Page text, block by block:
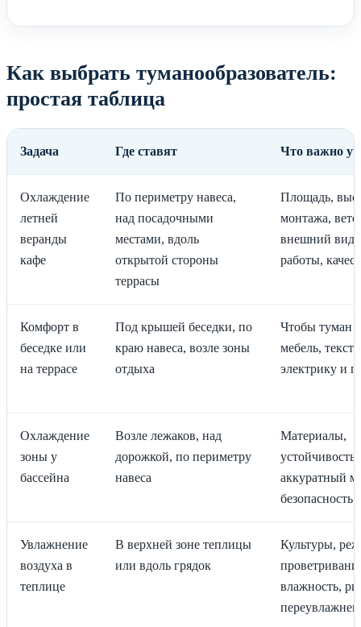
Как выбрать туманообразователь:
простая таблица
Задача Где ставят Что важно
Охлаждение
летней
веранды
кафе
По периметру навеса,
над посадочными
местами, вдоль
открытой стороны
террасы
Площадь,
монтажа,
внешний
работы,
Комфорт в
беседке или
на террасе
Под крышей беседки, по
краю навеса, возле зоны
отдыха
Чтобы туман
мебель,
электрику и
Охлаждение
зоны у
бассейна
Возле лежаков, над
дорожкой, по периметру
навеса
Материалы,
устойчивость
аккуратный
безопасность
Увлажнение
воздуха в
теплице
В верхней зоне теплицы
или вдоль грядок
Культуры,
влажность,